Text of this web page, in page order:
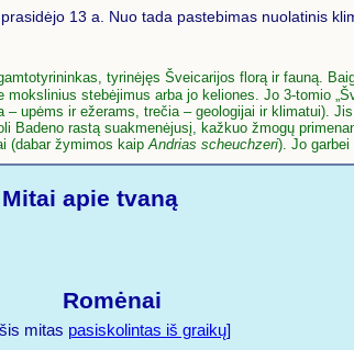
13 a. Nuo tada pastebimas nuolatinis
tyrinėjęs Šveicarijos florą ir fauną.
stebėjimus arba jo keliones. Jo 3-tomio
upėms ir ežerams, trečia – geologijai ir klimatui).
Badeno rastą suakmenėjusį, kažkuo žmogų
(dabar žymimos kaip Andrias scheuchzeri). Jo garbei
Mitai apie tvaną
Romėnai
mitas pasiskolintas iš graikų]